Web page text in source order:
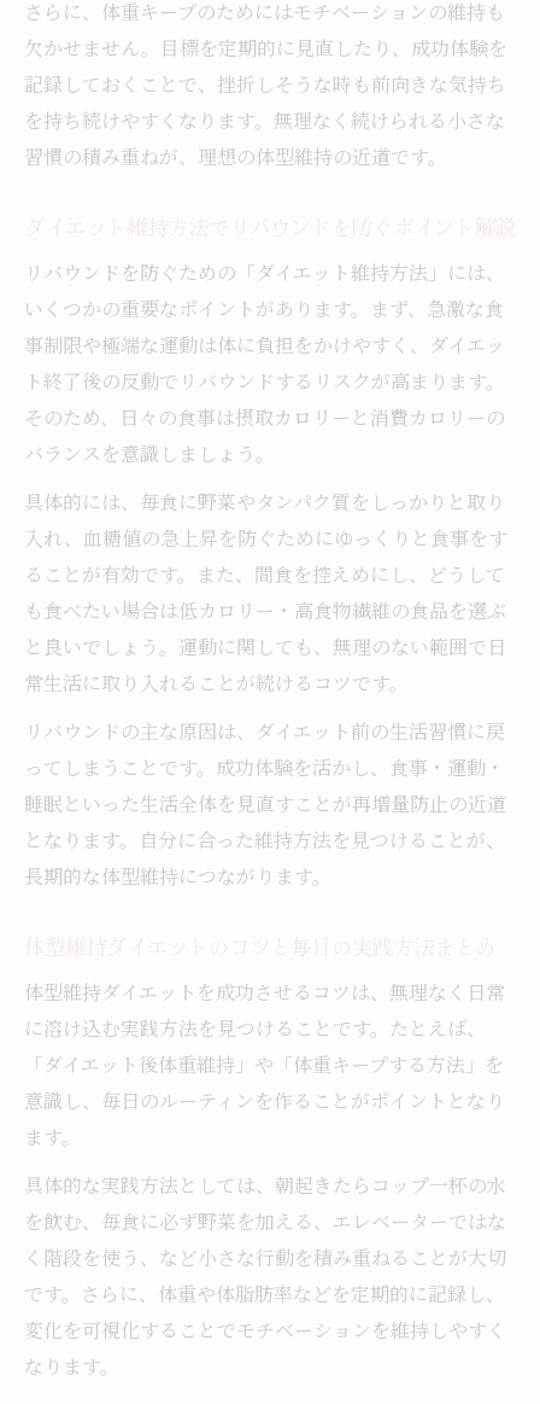
コツを伝授
ダイエット後 食べても太らない人の習慣を
解説
ダイエット体重維持方法として重要な見直
確実に痩せるダイエット方法と維持する秘
訣の違い
継続できるダイエット後維持の考え方
ダイエット維持方法を継続するための考え
方と心の持ち方
ダイエットモチベーション維持に役立つ思
考術を紹介
体重維持ダイエットのために知っておきた
いマインドセット
ダイエット後維持を無理なく続けるコツと
注意点
リバウンドしないためのダイエット維持に
必要な意識
モチベーション維持が成功の鍵となる理由
ダイエットモチベーション維持が体型維持
の要となる理由
ダイエットのモチベーションを保つ方法と
コツまとめ
ダイエット成功維持するには何が大切かを
解説
ダイエット維持方法でやる気を高める工夫
ダイエット後の体重維持で欠かせないスト
レス対策
ダイエット維持方法とストレス管理のバラ
ンスを考える
さらに、体重キープのためにはモチベーションの維持も
欠かせません。目標を定期的に見直したり、成功体験を
記録しておくことで、挫折しそうな時も前向きな気持ち
を持ち続けやすくなります。無理なく続けられる小さな
習慣の積み重ねが、理想の体型維持の近道です。
ダイエット維持方法でリバウンドを防ぐポイント解説
リバウンドを防ぐための「ダイエット維持方法」には、
いくつかの重要なポイントがあります。まず、急激な食
事制限や極端な運動は体に負担をかけやすく、ダイエッ
ト終了後の反動でリバウンドするリスクが高まります。
そのため、日々の食事は摂取カロリーと消費カロリーの
バランスを意識しましょう。
具体的には、毎食に野菜やタンパク質をしっかりと取り
入れ、血糖値の急上昇を防ぐためにゆっくりと食事をす
ることが有効です。また、間食を控えめにし、どうして
も食べたい場合は低カロリー・高食物繊維の食品を選ぶ
と良いでしょう。運動に関しても、無理のない範囲で日
常生活に取り入れることが続けるコツです。
リバウンドの主な原因は、ダイエット前の生活習慣に戻
ってしまうことです。成功体験を活かし、食事・運動・
睡眠といった生活全体を見直すことが再増量防止の近道
となります。自分に合った維持方法を見つけることが、
長期的な体型維持につながります。
体型維持ダイエットのコツと毎日の実践方法まとめ
体型維持ダイエットを成功させるコツは、無理なく日常
に溶け込む実践方法を見つけることです。たとえば、
「ダイエット後体重維持」や「体重キープする方法」を
意識し、毎日のルーティンを作ることがポイントとなり
ます。
具体的な実践方法としては、朝起きたらコップ一杯の水
を飲む、毎食に必ず野菜を加える、エレベーターではな
く階段を使う、など小さな行動を積み重ねることが大切
です。さらに、体重や体脂肪率などを定期的に記録し、
変化を可視化することでモチベーションを維持しやすく
なります。